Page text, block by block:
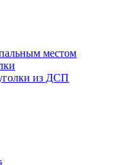
местом
из ДСП